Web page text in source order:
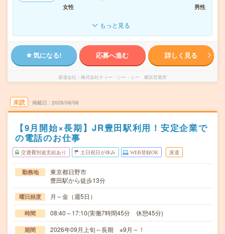
女性
男性
もっと見る
気になる! 応募へ進む 詳しく見る
派遣会社 株式会社ティー・シー・シー 横浜営業所
未読 掲載日 2026/08/06
【9月開始×長期】JR豊田駅利用！安定企業で
の電話のお仕事
交通費別途支給あり 土日祝日が休み WEB登録OK 派遣
勤務地
東京都日野市
豊田駅から徒歩13分
曜日頻度 月～金（週5日）
時間 08:40～17:10(実働7時間45分 休憩45分)
期間 2026年09月上旬～長期 ※9月～！